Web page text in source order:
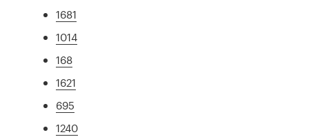
1681
1014
168
1621
695
1240